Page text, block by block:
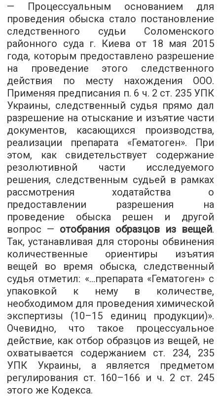
— Процессуальным основанием для
проведения обыска стало постановление
следственного судьи Соломенского
районного суда г. Киева от 18 мая 2015
года, которым предоставлено разрешение
на проведение этого следственного
действия по месту нахождения ООО.
Применяя предписания п. 6 ч. 2 ст. 235 УПК
Украины, следственный судья прямо дал
разрешение на отыскание и изъятие части
документов, касающихся производства,
реализации препарата «Гематоген». При
этом, как свидетельствует содержание
резолютивной части исследуемого
решения, следственным судьей в рамках
рассмотрения ходатайства о
предоставлении разрешения на
проведение обыска решен и другой
вопрос — отобрания образцов из вещей.
Так, устанавливая для стороны обвинения
количественные ориентиры изъятия
вещей во время обыска, следственный
судья отметил: «...препарата «Гематоген» с
упаковкой к нему в количестве,
необходимом для проведения химической
экспертизы (10–15 единиц продукции)».
Очевидно, что такое процессуальное
действие, как отбор образцов из вещей, не
охватывается содержанием ст. 234, 235
УПК Украины, а является предметом
регулирования ст. 160–166 и ч. 2 ст. 245
этого же Кодекса.